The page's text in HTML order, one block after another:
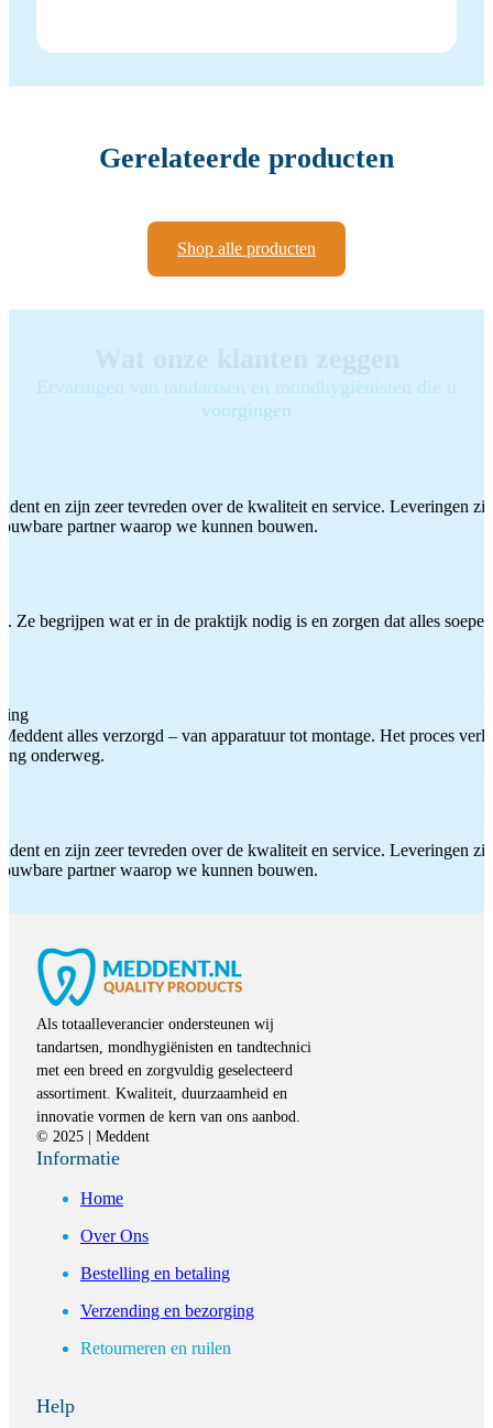
Gerelateerde producten
Shop alle producten
Ervaringen van tandartsen en mondhygiënisten die u
voorgingen
en zijn zeer tevreden over de kwaliteit en service. Leveringen
partner waarop we kunnen bouwen.
Ze begrijpen wat er in de praktijk nodig is en zorgen dat alles
alles verzorgd – van apparatuur tot montage. Het proces
onderweg.
en zijn zeer tevreden over de kwaliteit en service. Leveringen
partner waarop we kunnen bouwen.
Als totaalleverancier ondersteunen wij
tandartsen, mondhygiënisten en tandtechnici
met een breed en zorgvuldig geselecteerd
assortiment. Kwaliteit, duurzaamheid en
innovatie vormen de kern van ons aanbod.
© 2025 | Meddent
Informatie
Home
Over Ons
Bestelling en betaling
Verzending en bezorging
Retourneren en ruilen
Help